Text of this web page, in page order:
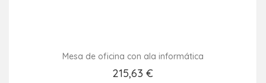
Mesa de oficina con ala informática
215,63 €